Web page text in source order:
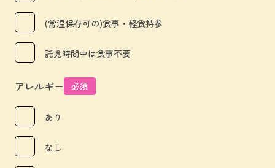
(常温保存可の)食事・軽食持参
託児時間中は食事不要
アレルギー 必須
あり
なし